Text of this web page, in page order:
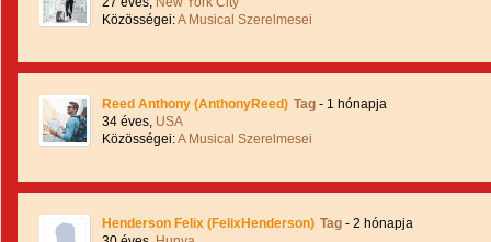
Közösségei:A Musical Szerelmesei
Reed Anthony (AnthonyReed) Tag - 1 hónapja
34 éves, USA
Közösségei:A Musical Szerelmesei
Henderson Felix (FelixHenderson) Tag - 2 hónapja